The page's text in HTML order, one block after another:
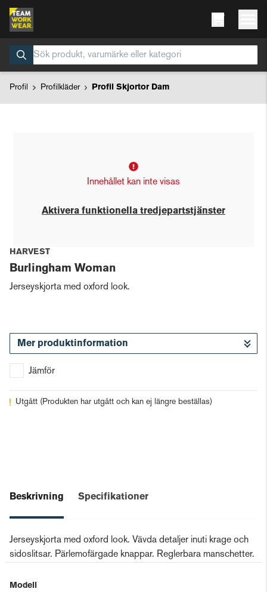
Profil Profilkläder Profil Skjortor Dam
Innehållet kan inte visas
Aktivera funktionella tredjepartstjänster
HARVEST
Burlingham Woman
Jerseyskjorta med oxford look.
Mer produktinformation
Jämför
Utgått (Produkten har utgått och kan ej längre beställas)
Beskrivning Specifikationer
Jerseyskjorta med oxford look. Vävda detaljer inuti krage och
sidoslitsar. Pärlemofärgade knappar. Reglerbara manschetter.
Modell